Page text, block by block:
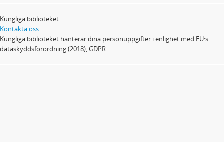
Kungliga biblioteket
Kontakta oss
Kungliga biblioteket hanterar dina personuppgifter i enlighet med EU:s
dataskyddsförordning (2018), GDPR.